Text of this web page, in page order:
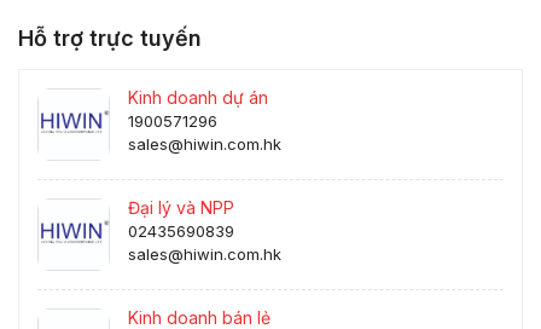
Hỗ trợ trực tuyến
Kinh doanh dự án
1900571296
sales@hiwin.com.hk
Đại lý và NPP
02435690839
sales@hiwin.com.hk
Kinh doanh bán lẻ